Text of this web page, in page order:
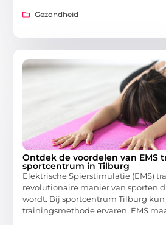
Gezondheid
Ontdek de voordelen van EMS
sportcentrum in Tilburg
Elektrische Spierstimulatie (EMS)
revolutionaire manier van sporten
wordt. Bij sportcentrum Tilburg
trainingsmethode ervaren. EMS